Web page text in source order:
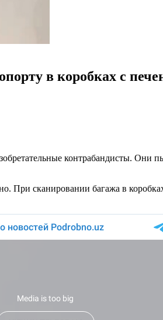
в коробках с
контрабандисты. Они
При сканировании багажа в